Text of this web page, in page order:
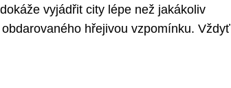
vyjádřit city lépe než jakákoliv
hřejivou vzpomínku. Vždyť